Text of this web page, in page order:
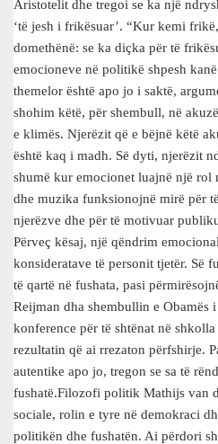
Aristotelit dhe tregoi se ka një
‘të jesh i frikësuar’. “Kur kemi
domethënë: se ka diçka për të
emocioneve në politikë shpesh
themelor është apo jo i saktë,
shohim këtë, për shembull, në
e klimës. Njerëzit që e bëjnë këtë
është kaq i madh. Së dyti, njerëzit
shumë kur emocionet luajnë një rol
dhe muzika funksionojnë mirë për
njerëzve dhe për të motivuar
Përveç kësaj, një qëndrim
konsideratave të personit tjetër. Së
të qartë në fushata, pasi
Reijman dha shembullin e Obamës
konference për të shtënat në
rezultatin që ai rrezaton përfshirje.
autentike apo jo, tregon se sa të
fushatë.Filozofi politik Mathijs van
sociale, rolin e tyre në demokraci
politikën dhe fushatën. Ai përdori